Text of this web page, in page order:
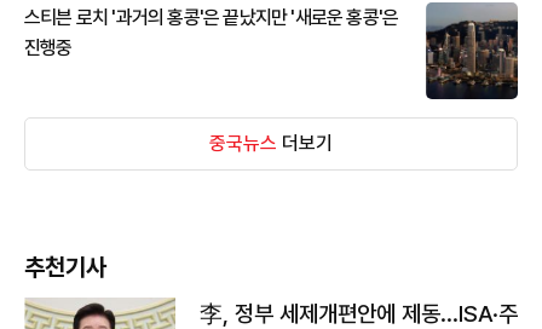
스티븐 로치 '과거의 홍콩'은 끝났지만 '새로운 홍콩'은
진행중
중국뉴스 더보기
추천기사
李, 정부 세제개편안에 제동…ISA·주